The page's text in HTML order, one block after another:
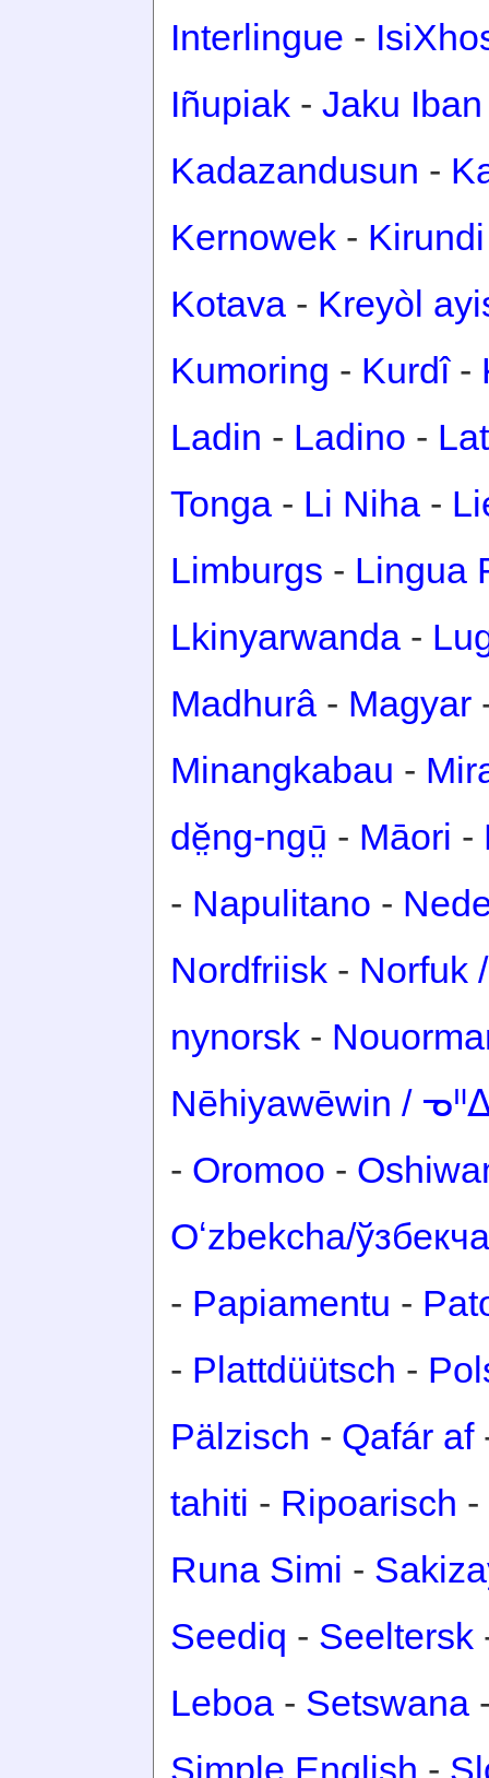
Interlingue -
Iñupiak - Jaku Iban
Kadazandusun -
Kernowek - Kirundi
Kotava - Kreyòl
Kumoring - Kurdî-
Ladin - Ladino -
Tonga - Li Niha -
Limburgs - Lingua
Lkinyarwanda -
Madhurâ - Magyar
Minangkabau -
dĕ̤ng-ngṳ̄ - Māori -
- Napulitano -
Nordfriisk - Norfuk
nynorsk -
Nēhiyawēwin /
- Oromoo -
Oʻzbekcha/ўзбекча
- Papiamentu -
- Plattdüütsch -
Pälzisch - Qafár af
tahiti - Ripoarisch -
Runa Simi -
Seediq - Seeltersk
Leboa - Setswana
Simple English -